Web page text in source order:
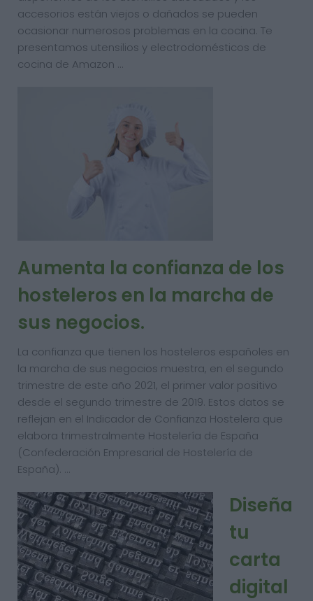
accesorios están viejos o dañados se pueden
ocasionar numerosos problemas en la cocina. Te
presentamos utensilios y electrodomésticos de
cocina de Amazon …
Aumenta la confianza de los
hosteleros en la marcha de
sus negocios.
La confianza que tienen los hosteleros españoles en
la marcha de sus negocios muestra, en el segundo
trimestre de este año 2021, el primer valor positivo
desde el segundo trimestre de 2019. Estos datos se
reflejan en el Indicador de Confianza Hostelera que
elabora trimestralmente Hostelería de España
(Confederación Empresarial de Hostelería de
España). …
Diseña
tu
carta
digital